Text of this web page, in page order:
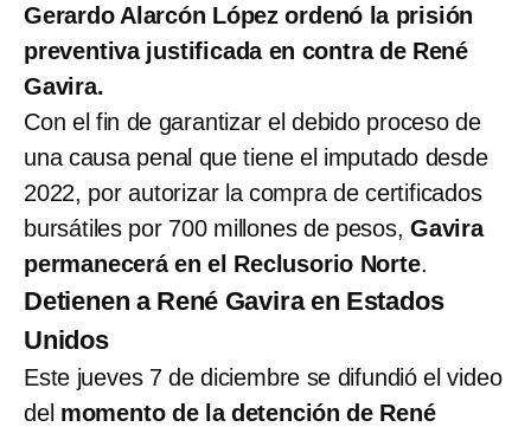
Gerardo Alarcón López ordenó la prisión
preventiva justificada en contra de René
Gavira.
Con el fin de garantizar el debido proceso de
una causa penal que tiene el imputado desde
2022, por autorizar la compra de certificados
bursátiles por 700 millones de pesos, Gavira
permanecerá en el Reclusorio Norte.
Detienen a René Gavira en Estados
Unidos
Este jueves 7 de diciembre se difundió el video
del momento de la detención de René